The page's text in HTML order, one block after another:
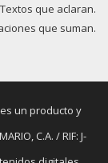
que aclaran.
que suman.
un producto y
C.A. / RIF: J-